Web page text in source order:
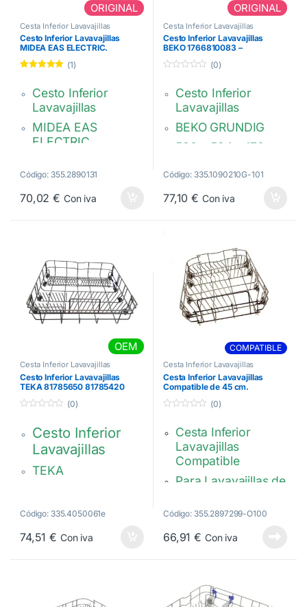
ORIGINAL
Cesta Inferior Lavavajillas
Cesto Inferior Lavavajillas
MIDEA EAS ELECTRIC.
12976000006251
(1)
Cesto Inferior
Lavavajillas
MIDEA EAS
ELECTRIC
Gris oscuro
12976000006251,
Código: 355.2890131
70,02€ Con iva
ORIGINAL
Cesta Inferior Lavavajillas
Cesto Inferior Lavavajillas
BEKO 1766810083 –
C00864574
e
(0)
Cesto Inferior
Lavavajillas
BEKO GRUNDIG
530 x 524 x 170
Gris claro
1766810083 –
Código: 335.1090210G-101
77,10€ Con iva
OEM
Cesta Inferior Lavavajillas
Cesto Inferior Lavavajillas
TEKA 81785650 81785420
e
5
(0)
Cesto Inferior
Lavavajillas
TEKA
Gris oscuro
2 Raspas abatibles
Código: 335.4050061e
74,51€ Con iva
COMPATIBLE
Cesta Inferior Lavavajillas
Cesta Inferior Lavavajillas
Compatible de 45 cm.
e
(0)
Cesta Inferior
Lavavajillas
Compatible
Para Lavavajillas de
Color gris.
Medidas: 372 x 495
Cesto Alternativo:
VMI000556
Código: 355.2897299-O100
66,91€ Con iva